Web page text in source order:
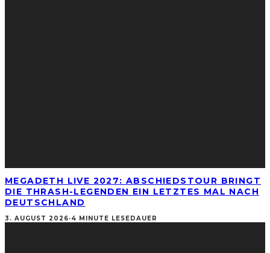
MEGADETH LIVE 2027: ABSCHIEDSTOUR BRINGT
DIE THRASH-LEGENDEN EIN LETZTES MAL NACH
DEUTSCHLAND
3. AUGUST 2026·4 MINUTE LESEDAUER